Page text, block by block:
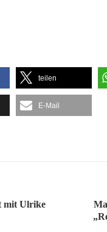
teilen
E-Mail
mit Ulrike